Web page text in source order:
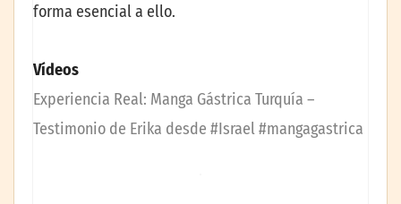
forma esencial a ello.
Vídeos
Experiencia Real: Manga Gástrica Turquía –
Testimonio de Erika desde #Israel #mangagastrica